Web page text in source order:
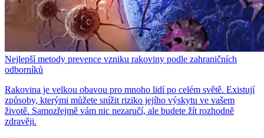
Nejlepší metody prevence vzniku rakoviny podle zahraničních
odborníků
Rakovina je velkou obavou pro mnoho lidí po celém světě. Existují
způsoby, kterými můžete snížit riziko jejího výskytu ve vašem
životě. Samozřejmě vám nic nezaručí, ale budete žít rozhodně
zdravěji.